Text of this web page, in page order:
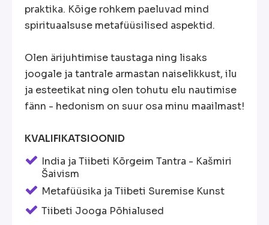
praktika. Kõige rohkem paeluvad mind
spirituaalsuse metafüüsilised aspektid.
Olen ärijuhtimise taustaga ning lisaks
joogale ja tantrale armastan naiselikkust, ilu
ja esteetikat ning olen tohutu elu nautimise
fänn - hedonism on suur osa minu maailmast!
KVALIFIKATSIOONID
India ja Tiibeti Kõrgeim Tantra - Kašmiri
Šaivism
Metafüüsika ja Tiibeti Suremise Kunst
Tiibeti Jooga Põhialused